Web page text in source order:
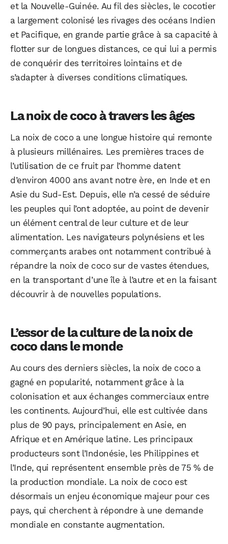
et la Nouvelle-Guinée. Au fil des siècles, le cocotier
a largement colonisé les rivages des océans Indien
et Pacifique, en grande partie grâce à sa capacité à
flotter sur de longues distances, ce qui lui a permis
de conquérir des territoires lointains et de
s’adapter à diverses conditions climatiques.
La noix de coco à travers les âges
La noix de coco a une longue histoire qui remonte
à plusieurs millénaires. Les premières traces de
l’utilisation de ce fruit par l’homme datent
d’environ 4000 ans avant notre ère, en Inde et en
Asie du Sud-Est. Depuis, elle n’a cessé de séduire
les peuples qui l’ont adoptée, au point de devenir
un élément central de leur culture et de leur
alimentation. Les navigateurs polynésiens et les
commerçants arabes ont notamment contribué à
répandre la noix de coco sur de vastes étendues,
en la transportant d’une île à l’autre et en la faisant
découvrir à de nouvelles populations.
L’essor de la culture de la noix de
coco dans le monde
Au cours des derniers siècles, la noix de coco a
gagné en popularité, notamment grâce à la
colonisation et aux échanges commerciaux entre
les continents. Aujourd’hui, elle est cultivée dans
plus de 90 pays, principalement en Asie, en
Afrique et en Amérique latine. Les principaux
producteurs sont l’Indonésie, les Philippines et
l’Inde, qui représentent ensemble près de 75 % de
la production mondiale. La noix de coco est
désormais un enjeu économique majeur pour ces
pays, qui cherchent à répondre à une demande
mondiale en constante augmentation.